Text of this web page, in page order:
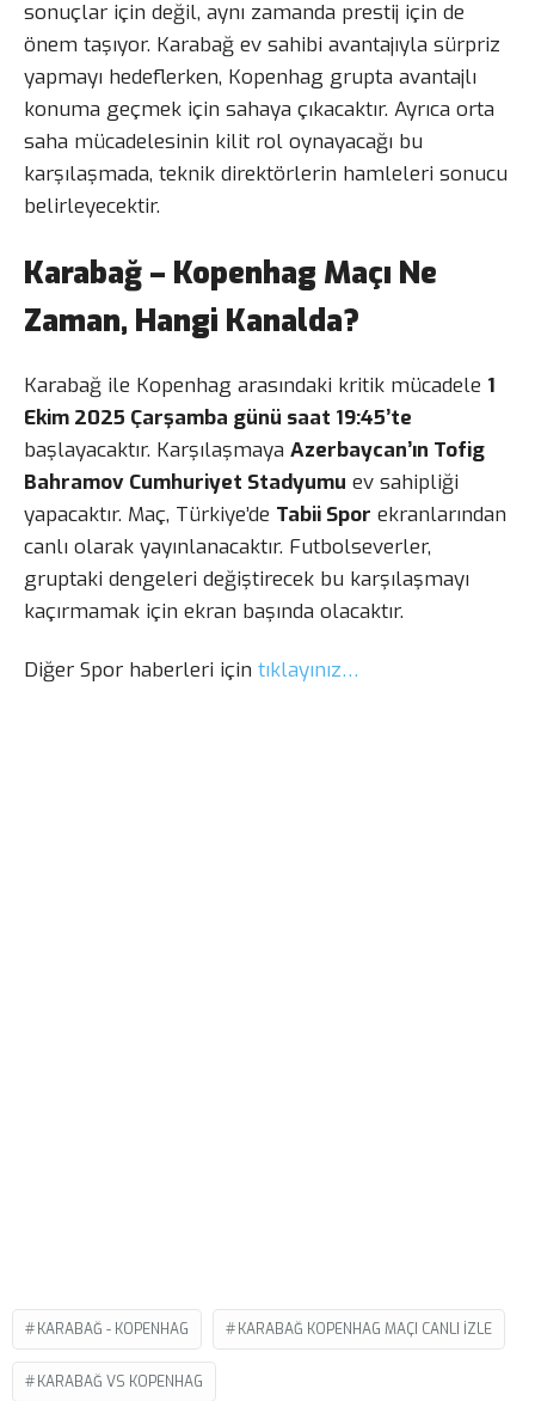
sonuçlar için değil, aynı zamanda prestij için de
önem taşıyor. Karabağ ev sahibi avantajıyla sürpriz
yapmayı hedeflerken, Kopenhag grupta avantajlı
konuma geçmek için sahaya çıkacaktır. Ayrıca orta
saha mücadelesinin kilit rol oynayacağı bu
karşılaşmada, teknik direktörlerin hamleleri sonucu
belirleyecektir.
Karabağ – Kopenhag Maçı Ne
Zaman, Hangi Kanalda?
Karabağ ile Kopenhag arasındaki kritik mücadele 1
Ekim 2025 Çarşamba günü saat 19:45’te
başlayacaktır. Karşılaşmaya Azerbaycan’ın Tofig
Bahramov Cumhuriyet Stadyumu ev sahipliği
yapacaktır. Maç, Türkiye’de Tabii Spor ekranlarından
canlı olarak yayınlanacaktır. Futbolseverler,
gruptaki dengeleri değiştirecek bu karşılaşmayı
kaçırmamak için ekran başında olacaktır.
Diğer Spor haberleri için tıklayınız…
KARABAĞ - KOPENHAG KARABAĞ KOPENHAG MAÇI CANLI IZLE
KARABAĞ VS KOPENHAG